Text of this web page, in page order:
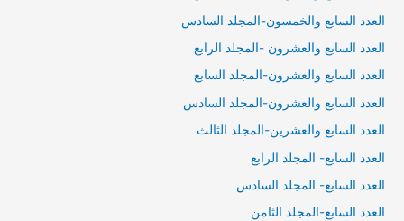
العدد السابع والخمسون-المجلد السادس
العدد السابع والعشرون -المجلد الرابع
العدد السابع والعشرون-المجلد السابع
العدد السابع والعشرون-المجلد السادس
العدد السابع والعشرين-المجلد الثالث
العدد السابع- المجلد الرابع
العدد السابع- المجلد السادس
العدد السابع-المجلد الثامن